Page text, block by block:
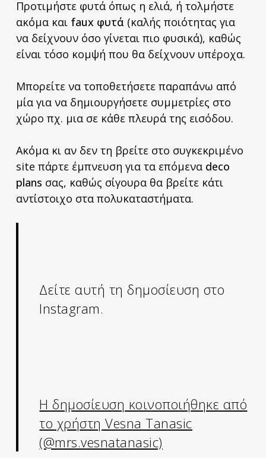
Προτιμήστε φυτά όπως η ελιά, ή τολμήστε
ακόμα και faux φυτά (καλής ποιότητας για
να δείχνουν όσο γίνεται πιο φυσικά), καθώς
είναι τόσο κομψή που θα δείχνουν υπέροχα.
Μπορείτε να τοποθετήσετε παραπάνω από
μία για να δημιουργήσετε συμμετρίες στο
χώρο πχ. μια σε κάθε πλευρά της εισόδου.
Ακόμα κι αν δεν τη βρείτε στο συγκεκριμένο
site πάρτε έμπνευση για τα επόμενα deco
plans σας, καθώς σίγουρα θα βρείτε κάτι
αντίστοιχο στα πολυκαταστήματα.
Δείτε αυτή τη δημοσίευση στο
Instagram.
Η δημοσίευση κοινοποιήθηκε από
το χρήστη Vesna Tanasic
(@mrs.vesnatanasic)